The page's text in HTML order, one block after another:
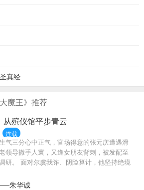
真经
魔王》推荐
从殡仪馆平步青云
连载
气三分心中正气，官场得意的张元庆遭遇滑
领导撒手人寰，又逢女朋友背刺，被发配至
研。 面对尔虞我诈、阴险算计，他坚持绝境
江北布衣，天下于我何加焉！
朱华诚